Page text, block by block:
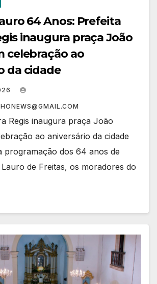
64 Anos: Prefeita
inaugura praça João
celebração ao
da cidade
Regis inaugura praça João
ao aniversário da cidade
programação dos 64 anos de
de Freitas, os moradores do